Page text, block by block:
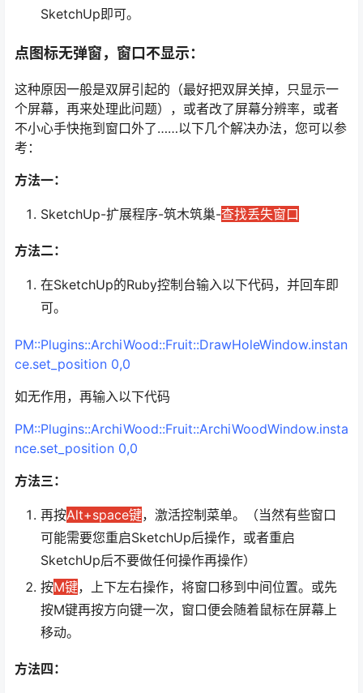
SketchUp即可。
点图标无弹窗，窗口不显示：
这种原因一般是双屏引起的（最好把双屏关掉，只显示一
个屏幕，再来处理此问题），或者改了屏幕分辨率，或者
不小心手快拖到窗口外了……以下几个解决办法，您可以参
考：
方法一：
SketchUp-扩展程序-筑木筑巢-查找丢失窗口
方法二：
在SketchUp的Ruby控制台输入以下代码，并回车即
可。
PM::Plugins::ArchiWood::Fruit::DrawHoleWindow.instan
ce.set_position 0,0
如无作用，再输入以下代码
PM::Plugins::ArchiWood::Fruit::ArchiWoodWindow.insta
nce.set_position 0,0
方法三：
再按Alt+space键，激活控制菜单。（当然有些窗口
可能需要您重启SketchUp后操作，或者重启
SketchUp后不要做任何操作再操作）
按M键，上下左右操作，将窗口移到中间位置。或先
按M键再按方向键一次，窗口便会随着鼠标在屏幕上
移动。
方法四：